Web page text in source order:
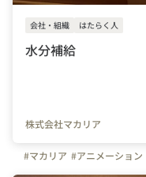
会社・組織 はたらく人
水分補給
株式会社マカリア
#マカリア #アニメーション